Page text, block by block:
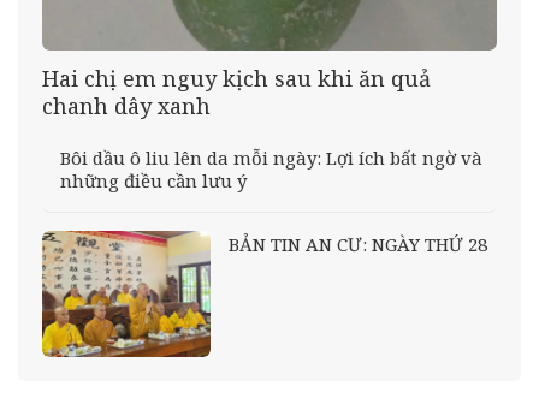
Hai chị em nguy kịch sau khi ăn quả
chanh dây xanh
Bôi dầu ô liu lên da mỗi ngày: Lợi ích bất ngờ và
những điều cần lưu ý
BẢN TIN AN CƯ: NGÀY THỨ 28